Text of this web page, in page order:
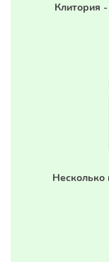
Клитория
Несколько